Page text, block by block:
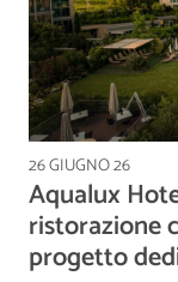
26 GIUGNO 26
Aqualux
ristorazione
progetto